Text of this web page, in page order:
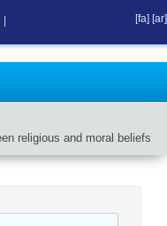
religious and moral beliefs
[fa] [ar]